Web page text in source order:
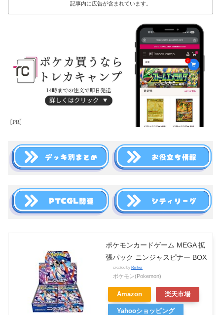
記事内に広告が含まれています。
ポケモンカードゲーム MEGA 拡
張パック ニンジャスピナー BOX
created by Rinker
ポケモン(Pokemon)
Amazon 楽天市場
Yahooショッピング